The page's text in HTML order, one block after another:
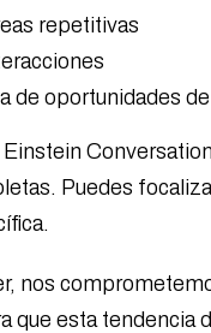
repetitivas
de oportunidades
Puedes
nos
que esta tendencia